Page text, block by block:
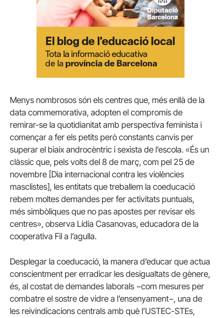
Menys nombrosos són els centres que, més enllà de la
data commemorativa, adopten el compromís de
remirar-se la quotidianitat amb perspectiva feminista i
començar a fer els petits però constants canvis per
superar el biaix androcèntric i sexista de l’escola. «És un
clàssic que, pels volts del 8 de març, com pel 25 de
novembre [Dia internacional contra les violències
masclistes], les entitats que treballem la coeducació
rebem moltes demandes per fer activitats puntuals,
més simbòliques que no pas apostes per revisar els
centres», observa Lídia Casanovas, educadora de la
cooperativa Fil a l’agulla.
Desplegar la coeducació, la manera d’educar que actua
conscientment per erradicar les desigualtats de gènere,
és, al costat de demandes laborals −com mesures per
combatre el sostre de vidre a l’ensenyament−, una de
les reivindicacions centrals amb què l’USTEC-STEs,